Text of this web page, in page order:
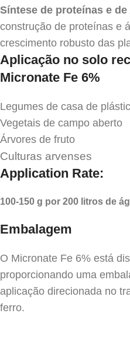
Síntese de proteínas e de
construção de proteínas e
crescimento robusto das
Aplicação no solo
Micronate Fe 6%
Legumes de casa de
Vegetais de campo aberto
Árvores de fruto
Culturas arvenses
Application Rate:
100-150 g por 200 litros de
Embalagem
O Micronate Fe 6% está
proporcionando uma
aplicação direcionada no
ferro.